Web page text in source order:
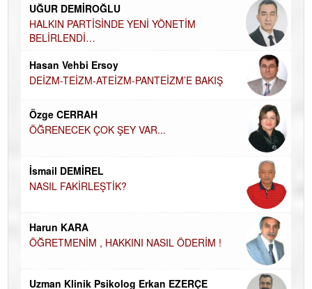
UĞUR DEMİROĞLU
HALKIN PARTİSİNDE YENİ YÖNETİM
BELİRLENDİ…
Hasan Vehbi Ersoy
DEİZM-TEİZM-ATEİZM-PANTEİZM’E BAKIŞ
Özge CERRAH
ÖĞRENECEK ÇOK ŞEY VAR...
İsmail DEMİREL
NASIL FAKİRLEŞTİK?
Harun KARA
ÖĞRETMENİM , HAKKINI NASIL ÖDERİM !
Uzman Klinik Psikolog Erkan EZERÇE